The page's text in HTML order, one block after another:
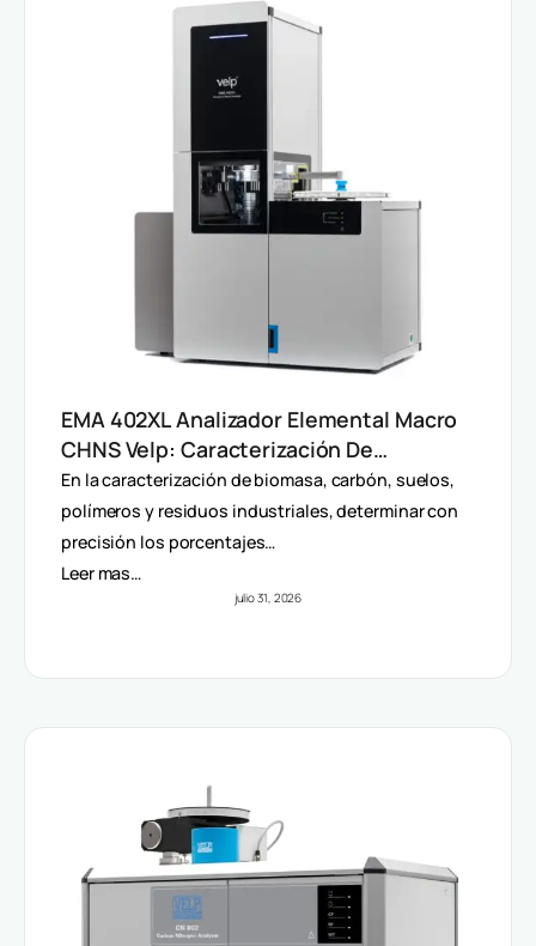
EMA 402XL Analizador Elemental Macro
CHNS Velp: Caracterización De
Muestras Heterogéneas Y Grandes
Volúmenes
En la caracterización de biomasa, carbón, suelos,
polímeros y residuos industriales, determinar con
precisión los porcentajes…
Leer mas…
julio 31, 2026